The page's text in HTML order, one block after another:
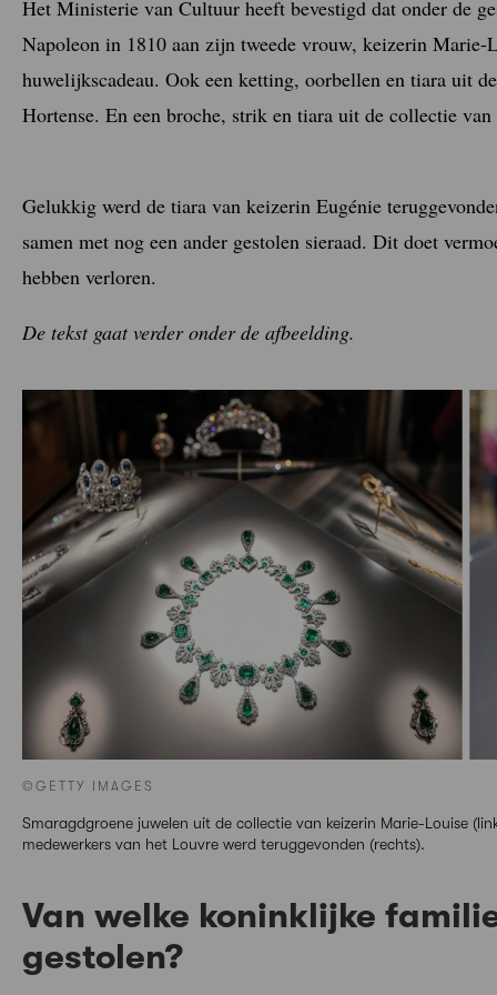
Het Ministerie van Cultuur heeft bevestigd dat onder de
Napoleon in 1810 aan zijn tweede vrouw, keizerin Marie-
huwelijkscadeau. Ook een ketting, oorbellen en tiara uit
Hortense. En een broche, strik en tiara uit de collectie
Gelukkig werd de tiara van keizerin Eugénie
samen met nog een ander gestolen sieraad. Dit doet
hebben verloren.
De tekst gaat verder onder de afbeelding.
©GETTY IMAGES
Smaragdgroene juwelen uit de collectie van keizerin Marie-Louise
medewerkers van het Louvre werd teruggevonden (rechts).
Van welke koninklijke
gestolen?